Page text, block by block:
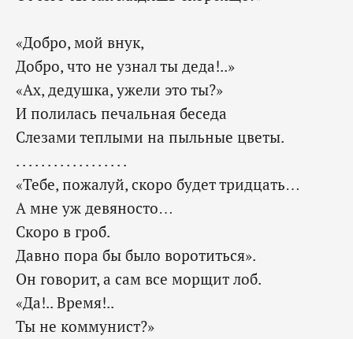
«Добро, мой внук,
Добро, что не узнал ты деда!..»
«Ах, дедушка, ужели это ты?»
И полилась печальная беседа
Слезами теплыми на пыльные цветы.
. . . . . . . . . . . . . . . . . .
«Тебе, пожалуй, скоро будет тридцать…
А мне уж девяносто…
Скоро в гроб.
Давно пора бы было воротиться».
Он говорит, а сам все морщит лоб.
«Да!.. Время!..
Ты не коммунист?»